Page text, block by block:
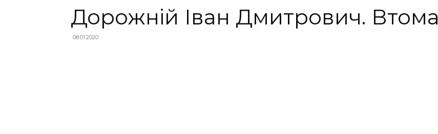
Дорожній Іван Дмитрович. Втома
08.01.2020